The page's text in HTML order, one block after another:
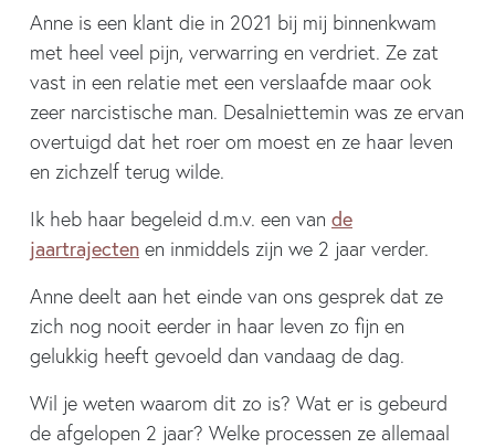
Anne is een klant die in 2021 bij mij binnenkwam
met heel veel pijn, verwarring en verdriet. Ze zat
vast in een relatie met een verslaafde maar ook
zeer narcistische man. Desalniettemin was ze ervan
overtuigd dat het roer om moest en ze haar leven
en zichzelf terug wilde.
Ik heb haar begeleid d.m.v. een van de
jaartrajecten en inmiddels zijn we 2 jaar verder.
Anne deelt aan het einde van ons gesprek dat ze
zich nog nooit eerder in haar leven zo fijn en
gelukkig heeft gevoeld dan vandaag de dag.
Wil je weten waarom dit zo is? Wat er is gebeurd
de afgelopen 2 jaar? Welke processen ze allemaal